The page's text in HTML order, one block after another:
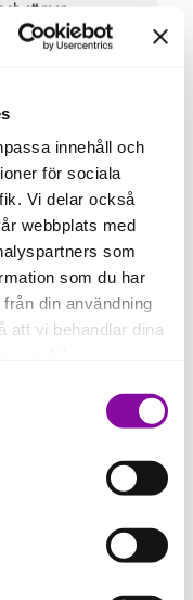
innehåll och
för sociala
Vi delar också
webbplats med
som
som du har
din användning
att vi behandlar dina
av kakor
inte att ske,
för att hemsidan
ett mer
Gårds
på